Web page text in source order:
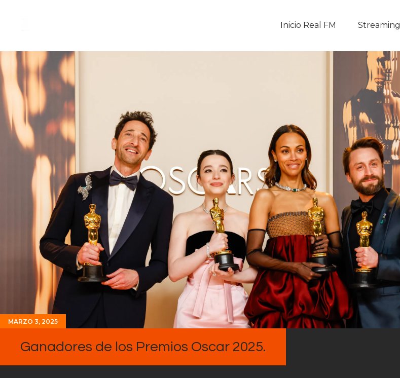
Inicio Real FM Streaming
Descarga La APP
Programas
Noticias
Equipo
Sobre Nosotros
Contactos
MARZO 3, 2025
Ganadores de los Premios Oscar 2025.